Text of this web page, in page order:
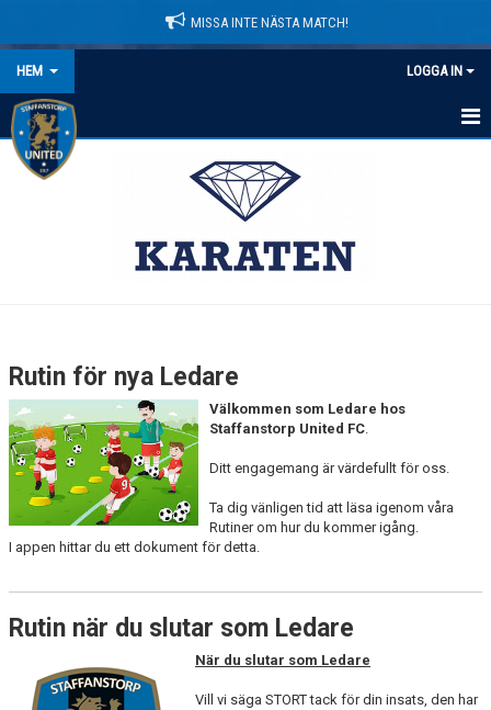
MISSA INTE NÄSTA MATCH!
HEM LOGGA IN
HEM
DOMARINFORMATION
MEDLEMSAVGIFTER
DOKUMENT
KLÄDPROFIL
STYRELSE/SEKTIONER
KONTAKT/KANSLI
Rutin för nya Ledare
Välkommen som Ledare hos
Staffanstorp United FC.
Ditt engagemang är värdefullt för oss.
Ta dig vänligen tid att läsa igenom våra
Rutiner om hur du kommer igång.
I appen hittar du ett dokument för detta.
Rutin när du slutar som Ledare
När du slutar som Ledare
Vill vi säga STORT tack för din insats, den har